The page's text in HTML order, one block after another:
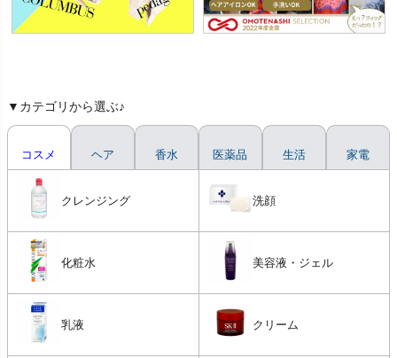
▼カテゴリから選ぶ♪
コスメ
クレンジング 洗顔
化粧水 美容液・ジェル
乳液 クリーム
ヘア 香水 医薬品 生活 家電